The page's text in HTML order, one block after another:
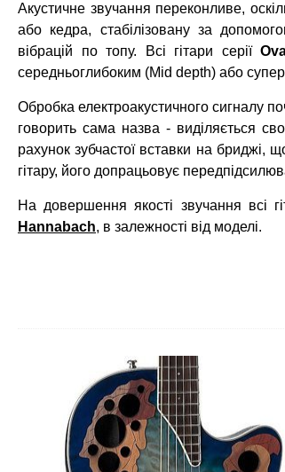
Акустичне звучання переконливе,
або кедра, стабілізовану за
вібрацій по топу. Всі гітари серії
середньоглибоким (Mid depth) або
Обробка електроакустичного сигналу
говорить сама назва - виділяється
рахунок зубчастої вставки на
гітару, його допрацьовує
На довершення якості звучання всі
Hannabach, в залежності від моделі.